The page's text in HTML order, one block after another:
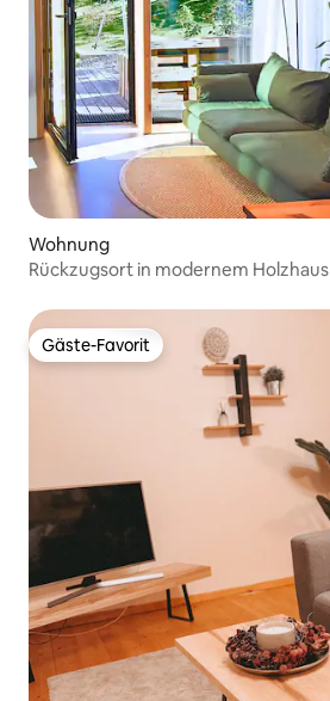
Wohnung
Rückzugsort in modernem Holzhaus
Gäste-Favorit
Gäste-Favorit